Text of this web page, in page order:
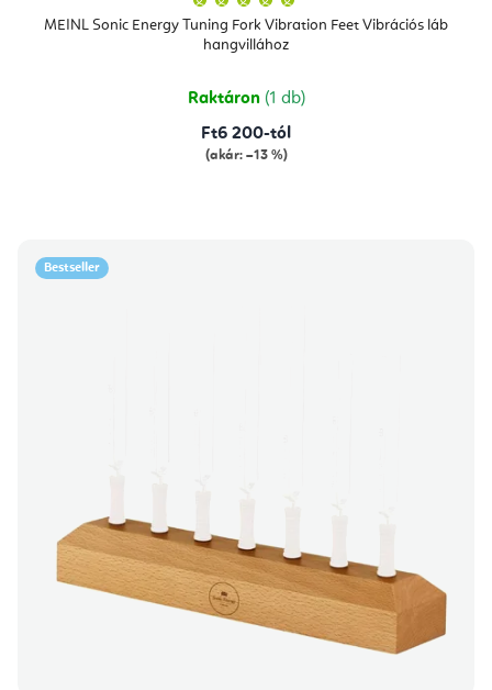
MEINL Sonic Energy Tuning Fork Vibration Feet Vibrációs láb
hangvillához
átlagos
értékelése
csillag.
Raktáron (1 db)
Ft6 200-tól
(akár: –13 %)
Bestseller